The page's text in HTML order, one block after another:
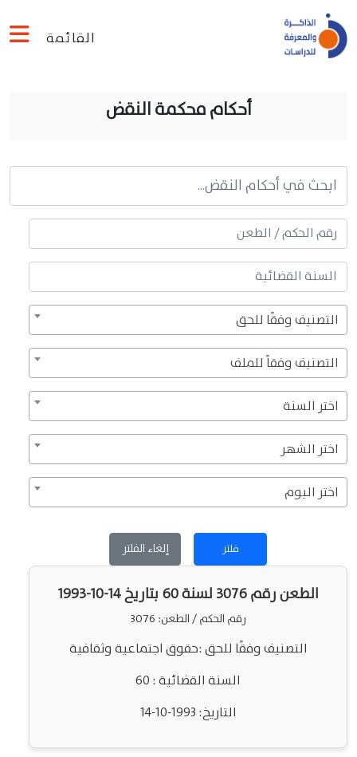
القائمة
أحكام محكمة النقض
التصنيف وفقًا للحق
التصنيف وفقاً للملف
اختر السنة
اختر الشهر
اختر اليوم
فلتر إلغاء الفلتر
الطعن رقم 3076 لسنة 60 بتاريخ 14-10-1993
رقم الحكم / الطعن: 3076
التصنيف وفقًا للحق :حقوق اجتماعية وثقافية
السنة القضائية : 60
التاريخ: 1993-10-14